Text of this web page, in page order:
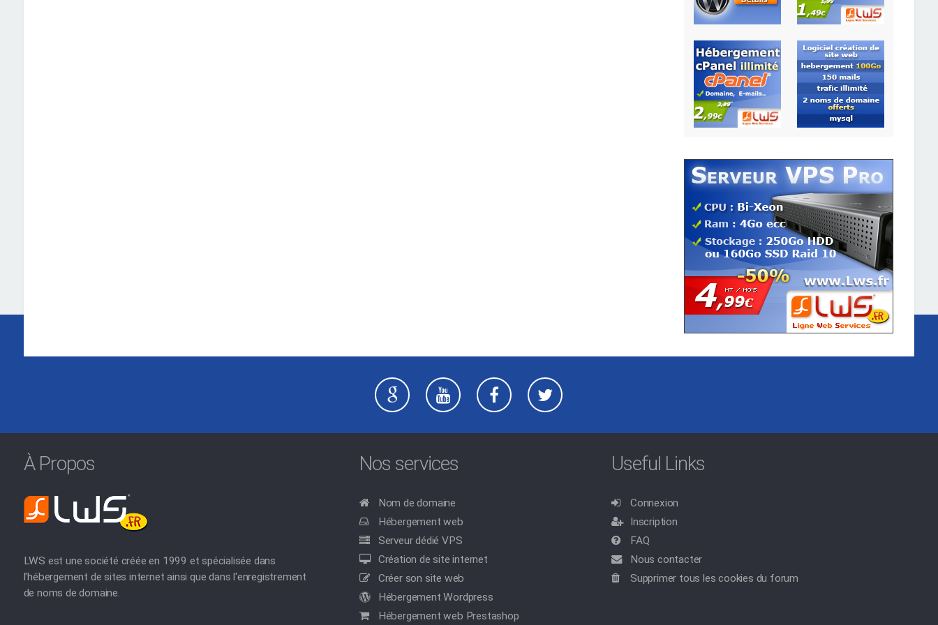
À Propos
LWS est une société créée en 1999 et spécialisée dans
l'hébergement de sites internet ainsi que dans l'enregistrement
de noms de domaine.
Nos services
Nom de domaine
Hébergement web
Serveur dédié VPS
Création de site internet
Créer son site web
Hébergement Wordpress
Hébergement web Prestashop
Useful Links
Connexion
Inscription
FAQ
Nous contacter
Supprimer tous les cookies du forum